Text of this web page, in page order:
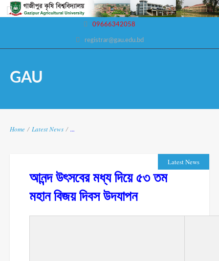
09666342058
registrar@gau.edu.bd
GAU
Home / Latest News / ...
Latest News
আনন্দ উৎসবের মধ্য দিয়ে ৫৩ তম
মহান বিজয় দিবস উদযাপন